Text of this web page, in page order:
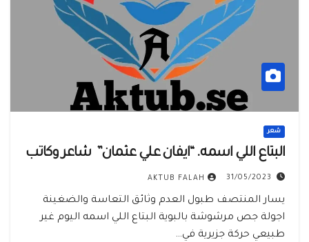
شعر
البتاع اللي اسمه. “ايفان علي عثمان” شاعر وكاتب
31/05/2023
AKTUB FALAH
يسار المنتصف طبول العدم وثائق التعاسة والضغينة
اجولة جص مرشوشة بالبوية البتاع اللي اسمه اليوم غير
طبيعي حركة جزيرية في…